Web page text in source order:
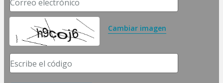
Correo electrónico
Cambiar imagen
Escribe el código